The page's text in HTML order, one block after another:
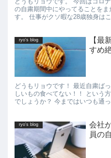
の自粛期間中にやってることを
す。 仕事がクソ暇な28歳独身は
ryo's blog
【最
すめ
どうもリョウです！ 最近自粛ば
しいもの食べてない！！ という
でしょうか？ 今まではいつも通
ryo's blog
会社
員の